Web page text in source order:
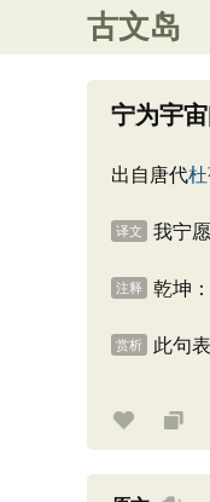
古文岛
宁为宇
出自唐代
译文 我宁
注释 乾坤
赏析 此句